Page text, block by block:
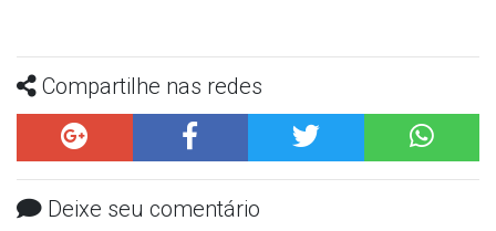
Compartilhe nas redes
Deixe seu comentário